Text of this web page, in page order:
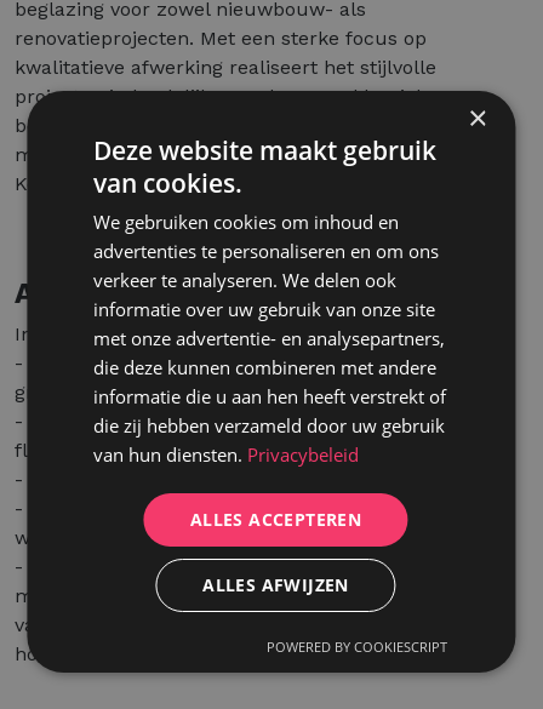
beglazing voor zowel nieuwbouw- als
renovatieprojecten. Met een sterke focus op
kwalitatieve afwerking realiseert het stijlvolle
projecten in landelijke, moderne en klassieke
bouwstijlen. Je komt terecht in een familiaal bedrijf
met een hecht team en een sterk bedrijf in de
Kempen.
Aanbod
In deze functie geniet je van:
- Een afwisselende functie binnen een stabiel en
groeiend familiebedrijf.
- Een voltijdse functie van 40 uur per week met een
flexibel opstartuur tussen 6u en 8u.
- Het bouwverlof.
- De mogelijkheid om 1 dag per week van thuis uit te
werken.
- Een aantrekkelijk loon, aangevuld met
maaltijdcheques en een sociaal abonnement. Als je
vast in dienst gaat, volgt er een
hospitalisatieverzekering.
×
Deze website maakt gebruik
van cookies.
We gebruiken cookies om inhoud en
advertenties te personaliseren en om ons
verkeer te analyseren. We delen ook
informatie over uw gebruik van onze site
met onze advertentie- en analysepartners,
die deze kunnen combineren met andere
informatie die u aan hen heeft verstrekt of
die zij hebben verzameld door uw gebruik
van hun diensten. Privacybeleid
ALLES ACCEPTEREN
ALLES AFWIJZEN
POWERED BY COOKIESCRIPT